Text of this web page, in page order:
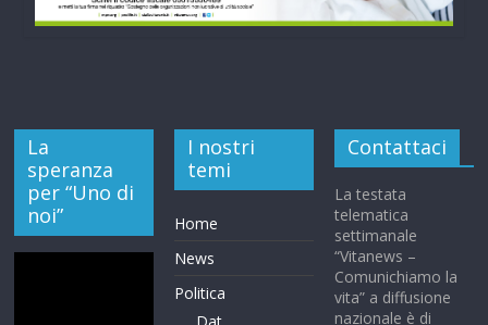
La
speranza
per “Uno di
noi”
I nostri
temi
Home
News
Politica
Dat
Contattaci
La testata
telematica
settimanale
“Vitanews –
Comunichiamo la
vita” a diffusione
nazionale è di